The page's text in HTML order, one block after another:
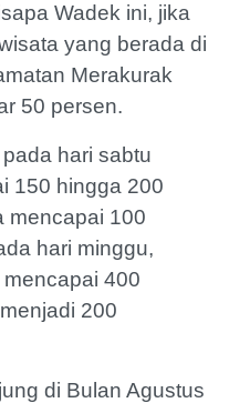
Wadek ini, jika
yang berada di
Merakurak
50 persen.
hari sabtu
150 hingga 200
mencapai 100
hari minggu,
400
200
di Bulan Agustus